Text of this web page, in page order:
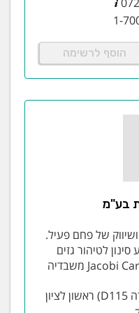
מכוני תערובת,
בארץ לטיפול באוויר
נוספים בקרוב! זקוקים
פנו אלינו!בנוסף, אנו
הנציג הבלעדי של חברת AMCON יצרנית מתקני סחיטת
טיפול בשפכים
, עירוניים
1-
הוסף לרשימה
בע"מ
ושיווק של פחם פעיל.
לטיהור גזים
אברהם בומה שביט 1 (יחידה D115) ראשון לציון